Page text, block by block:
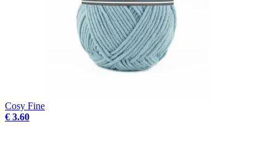
Cosy Fine
€ 3.60